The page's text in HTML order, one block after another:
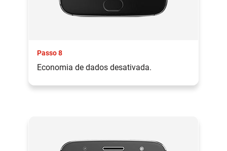
Passo 8
Economia de dados desativada.